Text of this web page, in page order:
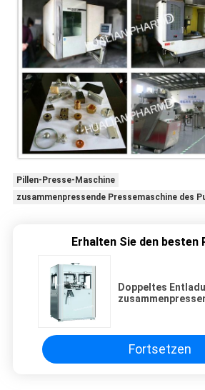
Pillen-Presse-Maschine
zusammenpressende Pressemaschine des
Erhalten Sie den besten
Doppeltes
Fortsetzen